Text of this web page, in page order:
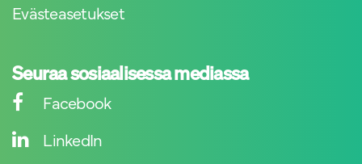
Evästeasetukset
Seuraa sosiaalisessa mediassa
Facebook
LinkedIn